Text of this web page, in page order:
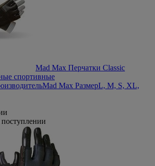
Mad Max Перчатки Classic
спортивные
Mad Max РазмерL, M, S, XL,